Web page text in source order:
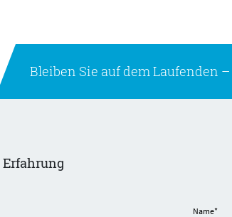
Bleiben Sie auf dem Laufenden –
Erfahrung
Name*